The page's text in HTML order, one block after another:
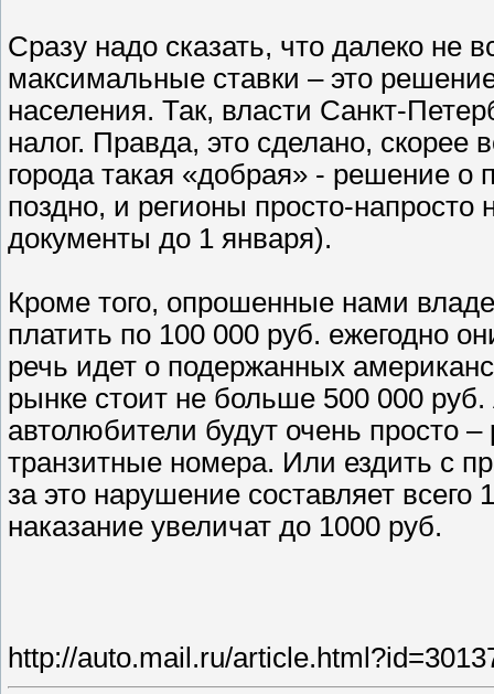
Сразу надо сказать, что далеко не
максимальные ставки – это
населения. Так, власти Санкт-
налог. Правда, это сделано, скорее
города такая «добрая» - решение
поздно, и регионы просто-
документы до 1 января).
Кроме того, опрошенные нами
платить по 100 000 руб. ежегодно
речь идет о подержанных
рынке стоит не больше 500 000 руб.
автолюбители будут очень просто
транзитные номера. Или ездить с
за это нарушение составляет всего
наказание увеличат до 1000 руб.
http://auto.mail.ru/